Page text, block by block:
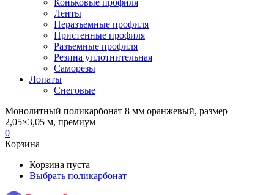
Коньковые профиля
Ленты
Неразъемные профиля
Пристенные профиля
Разъемные профиля
Резина уплотнительная
Саморезы
Лопаты
Снеговые
Монолитный поликарбонат 8 мм оранжевый, размер
2,05×3,05 м, премиум
0
Корзина
Корзина пуста
Выбрать поликарбонат